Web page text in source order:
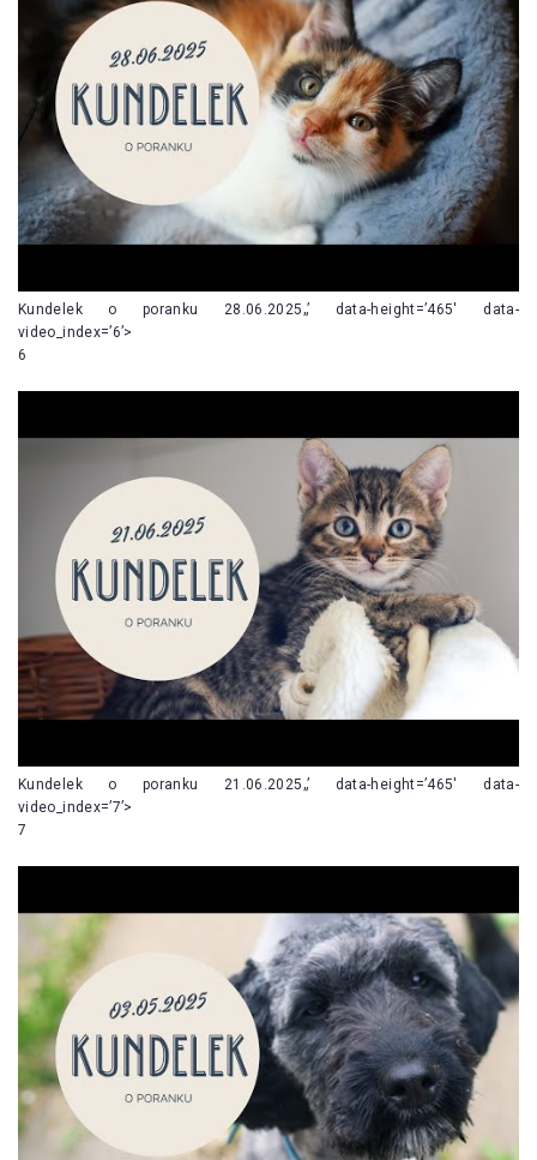
Kundelek o poranku 28.06.2025„’ data-height=’465′ data-
video_index=’6’>
6
Kundelek o poranku 21.06.2025„’ data-height=’465′ data-
video_index=’7’>
7